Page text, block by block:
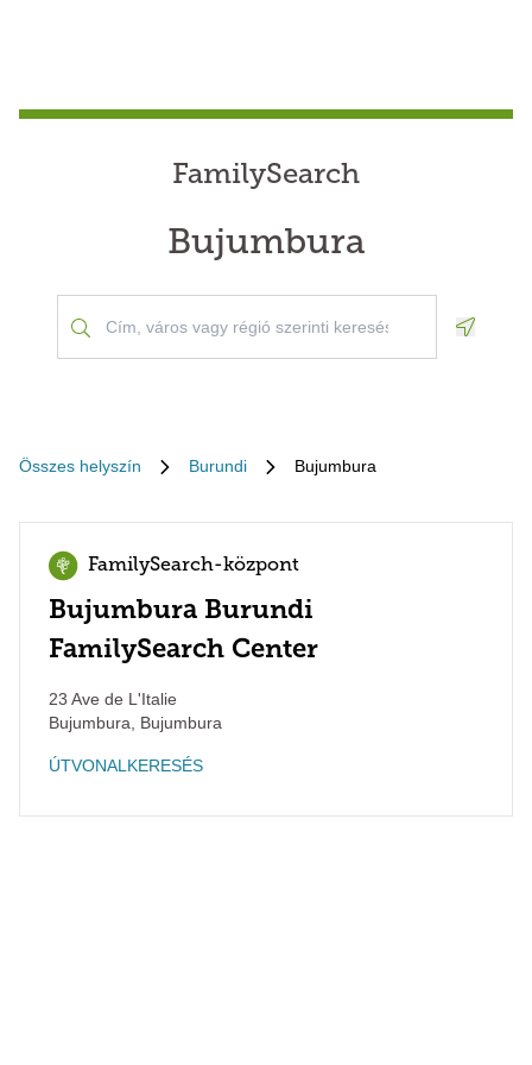
FamilySearch
Bujumbura
Összes helyszín Burundi Bujumbura
FamilySearch-központ
Bujumbura Burundi
FamilySearch Center
23 Ave de L'Italie
Bujumbura
Bujumbura
ÚTVONALKERESÉS